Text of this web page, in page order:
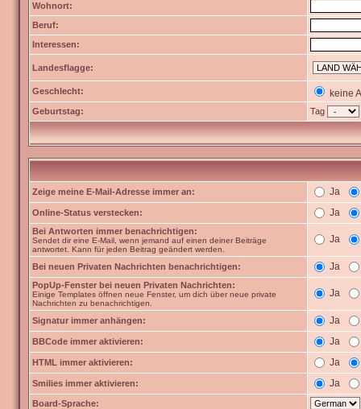
Wohnort:
Beruf:
Interessen:
Landesflagge:
Geschlecht: keine
Geburtstag: Tag
Zeige meine E-Mail-Adresse immer an: Ja
Online-Status verstecken: Ja
Bei Antworten immer benachrichtigen:
Sendet dir eine E-Mail, wenn jemand auf einen deiner Beiträge
antwortet. Kann für jeden Beitrag geändert werden.
Ja
Bei neuen Privaten Nachrichten benachrichtigen: Ja
PopUp-Fenster bei neuen Privaten Nachrichten:
Einige Templates öffnen neue Fenster, um dich über neue private
Nachrichten zu benachrichtigen.
Ja
Signatur immer anhängen: Ja
BBCode immer aktivieren: Ja
HTML immer aktivieren: Ja
Smilies immer aktivieren: Ja
Board-Sprache: